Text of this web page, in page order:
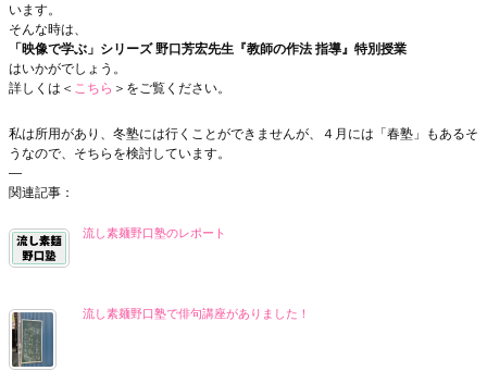
います。
そんな時は、
「映像で学ぶ」シリーズ 野口芳宏先生『教師の作法 指導』特別授業
はいかがでしょう。
詳しくは＜ こちら ＞をご覧ください。
私は所用があり、冬塾には行くことができませんが、４月には「春塾」もあるそ
うなので、そちらを検討しています。
—
関連記事：
流し素麺野口塾のレポート
流し素麺野口塾で俳句講座がありました！